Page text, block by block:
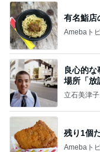
有名鮨店
Amebaト
良心的
場所「放
実の
立石美津
残り1個
Amebaト